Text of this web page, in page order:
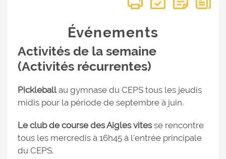
Événements
Activités de la semaine
(Activités récurrentes)
Pickleballau gymnase du CEPS tous les jeudis
midis pour la période de septembre à juin.
Le club de course des Aigles vitesse rencontre
tous les mercredis à 16h45 à l'entrée principale
du CEPS.